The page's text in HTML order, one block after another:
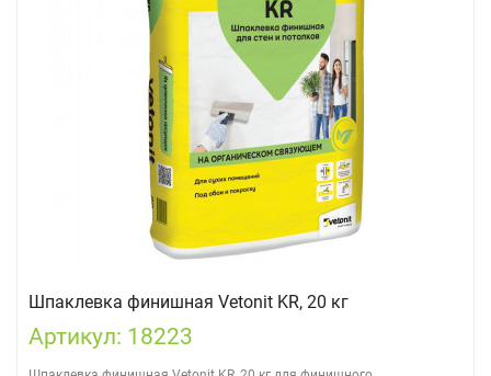
Шпаклевка финишная Vetonit KR, 20 кг
Артикул: 18223